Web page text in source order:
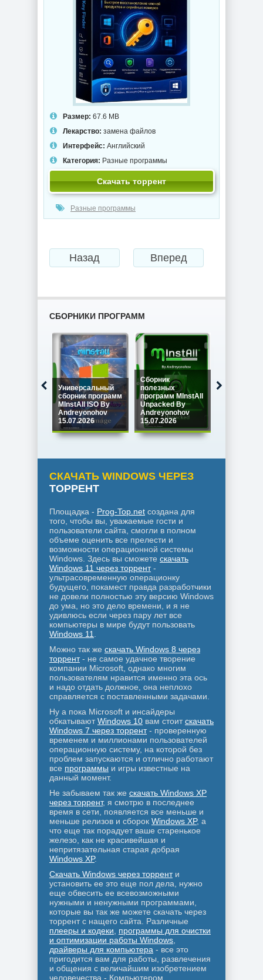
Размер: 67.6 MB
Лекарство: замена файлов
Интерфейс: Английский
Категория: Разные программы
Скачать торрент
Разные программы
Назад Вперед
СБОРНИКИ ПРОГРАММ
Универсальный
сборник программ
MInstAll ISO By
Andreyonohov
15.07.2026
Сборник
полезных
программ MInstAll
Unpacked By
Andreyonohov
15.07.2026
СКАЧАТЬ WINDOWS ЧЕРЕЗ
ТОРРЕНТ
Площадка - Prog-Top.net создана для
того, чтобы вы, уважаемые гости и
пользователи сайта, смогли в полном
объеме оценить все прелести и
возможности операционной системы
Windows. Здесь вы сможете скачать
Windows 11 через торрент-
ультрасовременную операционку
будущего, покамест правда разработчики
не довели полностью эту версию Windows
до ума, но это дело времени, и я не
удивлюсь если через пару лет все
компьютеры в мире будут пользовать
Windows 11
Можно так же скачать Windows 8 через
торрент- не самое удачное творение
компании Microsoft, однако многим
пользователям нравится именно эта ось
и надо отдать должное, она неплохо
справляется с поставленными задачами.
Ну а пока Microsoft и инсайдеры
обкатываютWindows 10 вам стоитскачать
Windows 7 через торрент- проверенную
временем и миллионами пользователей
операционную систему, на которой без
проблем запускаются и отлично работают
все программы и игры известные на
данный момент.
Не забываем так же скачать Windows XP
через торрент, я смотрю в последнее
время в сети, появляется все меньше и
меньше релизов и сборок Windows XP, а
что еще так порадует ваше старенькое
железо, как не красивейшая и
непритязательная старая добрая
Windows XP.
Скачать Windows через торренти
установить ее это еще пол дела, нужно
еще обвесить ее всевозможными
нужными и ненужными программами,
которые вы так же можете скачать через
торрент с нащего сайта. Различные
плееры и кодеки
программы для очистки
и оптимизации работы Windows
драйверы для компьютера - все это
пригодится вам для работы, развлечения
и общения с величайшим изобретением
человечества - Компьютером.